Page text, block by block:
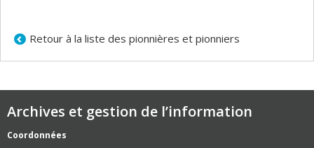
Retour à la liste des pionnières et pionniers
Archives et gestion de l’information
Coordonnées